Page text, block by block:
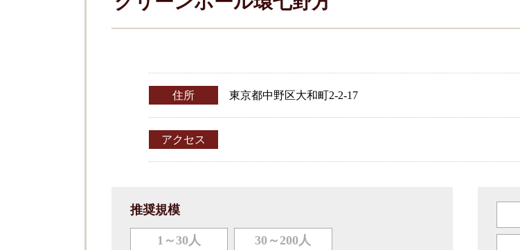
住所 東京都中野区大和町2-2-17
アクセス
推奨規模
1～30人 30～200人